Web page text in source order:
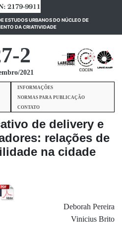
ESTUDOS URBANOS DO NÚCLEO DE
DA CRIATIVIDADE(current)
2
2021
INFORMAÇÕES
NORMAS PARA PUBLICAÇÃO
CONTATO
de delivery e
relações de
na cidade
Deborah Pereira
Vinicius Brito